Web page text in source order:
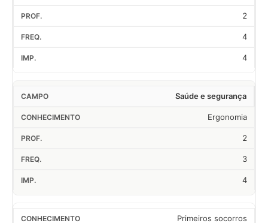
2
4
4
Saúde e segurança
Ergonomia
2
3
4
Primeiros socorros